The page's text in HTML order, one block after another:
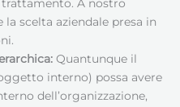
A nostro
la scelta aziendale presa in
Quantunque il
interno) possa avere
dell’organizzazione,